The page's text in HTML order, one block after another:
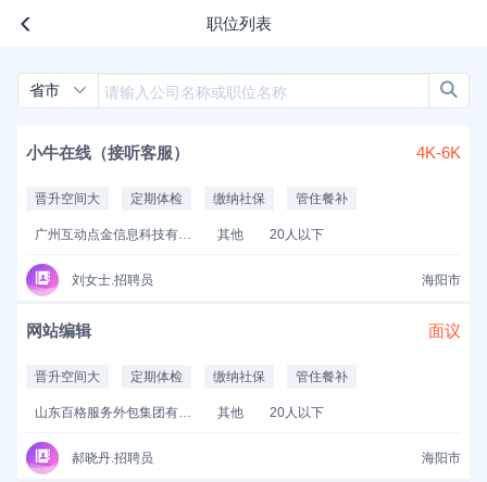
职位列表
省市
小牛在线（接听客服） 4K-6K
晋升空间大 定期体检 缴纳社保 管住餐补
广州互动点金信息科技有限公司 其他 20人以下
刘女士.招聘员 海阳市
网站编辑 面议
晋升空间大 定期体检 缴纳社保 管住餐补
山东百格服务外包集团有限公司 其他 20人以下
郝晓丹.招聘员 海阳市